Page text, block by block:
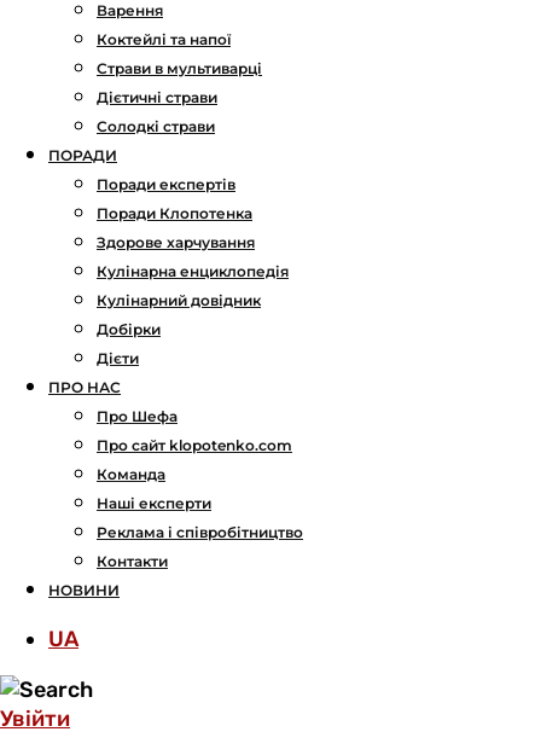
Варення
Коктейлі та напої
Страви в мультиварці
Дієтичні страви
Солодкі страви
ПОРАДИ
Поради експертів
Поради Клопотенка
Здорове харчування
Кулінарна енциклопедія
Кулінарний довідник
Добірки
Дієти
ПРО НАС
Про Шефа
Про сайт klopotenko.com
Команда
Наші експерти
Реклама і співробітництво
Контакти
НОВИНИ
UA
Увійти